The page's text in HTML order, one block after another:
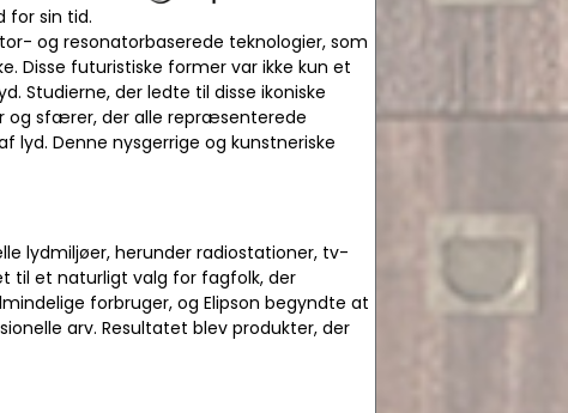
for sin tid.
og resonatorbaserede teknologier, som
Disse futuristiske former var ikke kun et
Studierne, der ledte til disse ikoniske
og sfærer, der alle repræsenterede
lyd. Denne nysgerrige og kunstneriske
lydmiljøer, herunder radiostationer, tv-
til et naturligt valg for fagfolk, der
forbruger, og Elipson begyndte at
arv. Resultatet blev produkter, der